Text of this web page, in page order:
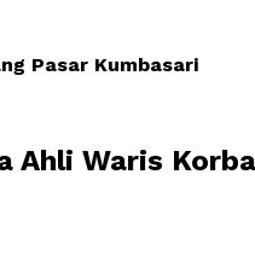
Pasar Kumbasari
Ahli Waris